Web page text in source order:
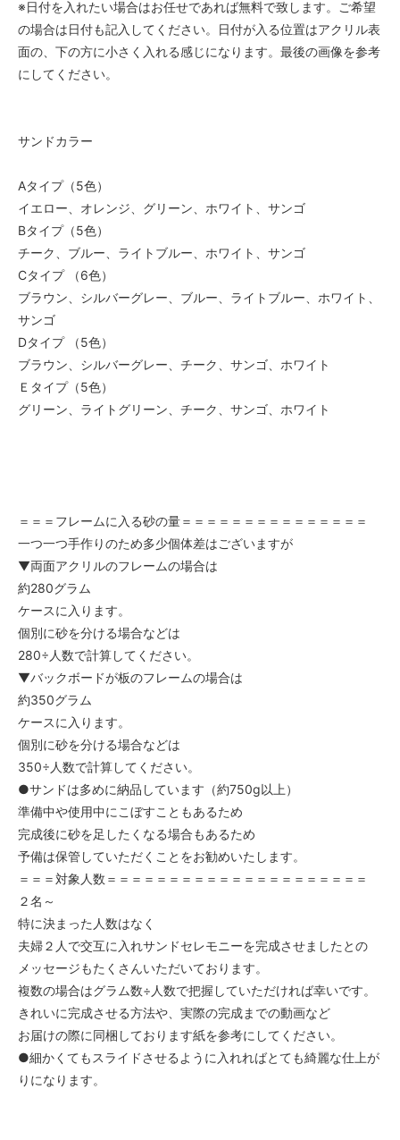
※日付を入れたい場合はお任せであれば無料で致します。ご希望
の場合は日付も記入してください。日付が入る位置はアクリル表
面の、下の方に小さく入れる感じになります。最後の画像を参考
にしてください。
サンドカラー
Aタイプ（5色）
イエロー、オレンジ、グリーン、ホワイト、サンゴ
Bタイプ（5色）
チーク、ブルー、ライトブルー、ホワイト、サンゴ
Cタイプ （6色）
ブラウン、シルバーグレー、ブルー、ライトブルー、ホワイト、
サンゴ
Dタイプ （5色）
ブラウン、シルバーグレー、チーク、サンゴ、ホワイト
Ｅタイプ（5色）
グリーン、ライトグリーン、チーク、サンゴ、ホワイト
＝＝＝フレームに入る砂の量＝＝＝＝＝＝＝＝＝＝＝＝＝＝＝
一つ一つ手作りのため多少個体差はございますが
▼両面アクリルのフレームの場合は
約280グラム
ケースに入ります。
個別に砂を分ける場合などは
280÷人数で計算してください。
▼バックボードが板のフレームの場合は
約350グラム
ケースに入ります。
個別に砂を分ける場合などは
350÷人数で計算してください。
●サンドは多めに納品しています（約750g以上）
準備中や使用中にこぼすこともあるため
完成後に砂を足したくなる場合もあるため
予備は保管していただくことをお勧めいたします。
＝＝＝対象人数＝＝＝＝＝＝＝＝＝＝＝＝＝＝＝＝＝＝＝＝＝
２名～
特に決まった人数はなく
夫婦２人で交互に入れサンドセレモニーを完成させましたとの
メッセージもたくさんいただいております。
複数の場合はグラム数÷人数で把握していただければ幸いです。
きれいに完成させる方法や、実際の完成までの動画など
お届けの際に同梱しております紙を参考にしてください。
●細かくてもスライドさせるように入れればとても綺麗な仕上が
りになります。